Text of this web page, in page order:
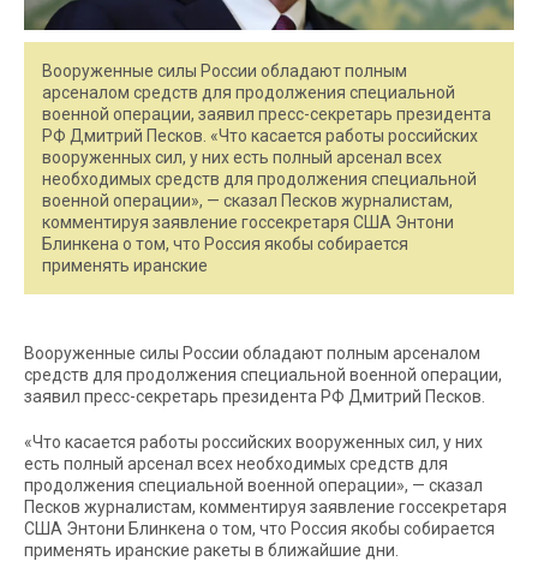
Вооруженные силы России обладают полным
арсеналом средств для продолжения специальной
военной операции, заявил пресс-секретарь президента
РФ Дмитрий Песков. «Что касается работы российских
вооруженных сил, у них есть полный арсенал всех
необходимых средств для продолжения специальной
военной операции», — сказал Песков журналистам,
комментируя заявление госсекретаря США Энтони
Блинкена о том, что Россия якобы собирается
применять иранские
Вооруженные силы России обладают полным арсеналом
средств для продолжения специальной военной операции,
заявил пресс-секретарь президента РФ Дмитрий Песков.
«Что касается работы российских вооруженных сил, у них
есть полный арсенал всех необходимых средств для
продолжения специальной военной операции», — сказал
Песков журналистам, комментируя заявление госсекретаря
США Энтони Блинкена о том, что Россия якобы собирается
применять иранские ракеты в ближайшие дни.